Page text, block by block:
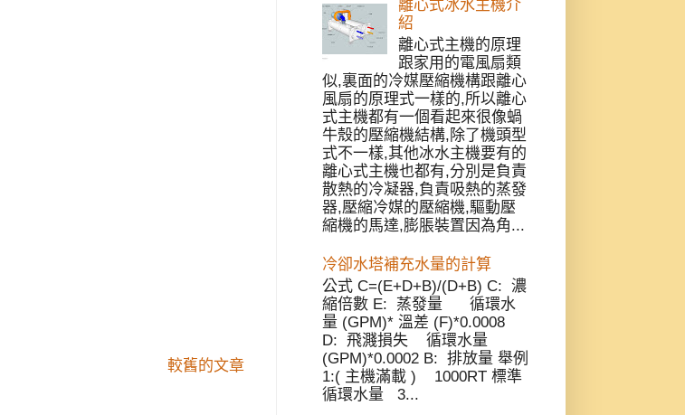
較舊的文章
離心式冰水主機介
紹
離心式主機的原理
跟家用的電風扇類
似,裏面的冷媒壓縮機構跟離心
風扇的原理式一樣的,所以離心
式主機都有一個看起來很像蝸
牛殼的壓縮機結構,除了機頭型
式不一樣,其他冰水主機要有的
離心式主機也都有,分別是負責
散熱的冷凝器,負責吸熱的蒸發
器,壓縮冷媒的壓縮機,驅動壓
縮機的馬達,膨脹裝置因為角...
冷卻水塔補充水量的計算
公式 C=(E+D+B)/(D+B) C: 濃
縮倍數 E: 蒸發量 循環水
量 (GPM)* 溫差 (F)*0.0008
D: 飛濺損失 循環水量
(GPM)*0.0002 B: 排放量 舉例
1:( 主機滿載 ) 1000RT 標準
循環水量 3...